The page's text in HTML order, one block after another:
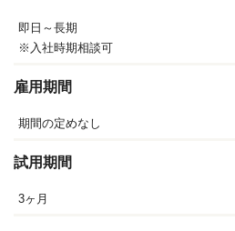
即日～長期
※入社時期相談可
雇用期間
期間の定めなし
試用期間
3ヶ月